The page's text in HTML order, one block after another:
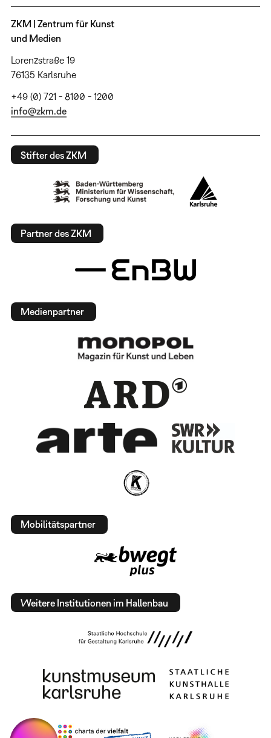
ZKM | Zentrum für Kunst
und Medien
Lorenzstraße 19
76135 Karlsruhe
+49 (0) 721 - 8100 - 1200
info@zkm.de
Stifter des ZKM
Partner des ZKM
Medienpartner
Mobilitätspartner
Weitere Institutionen im Hallenbau